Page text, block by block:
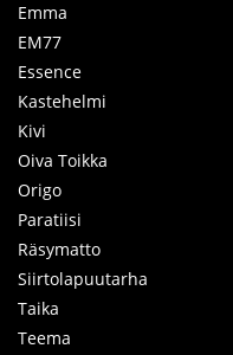
Emma
EM77
Essence
Kastehelmi
Kivi
Oiva Toikka
Origo
Paratiisi
Räsymatto
Siirtolapuutarha
Taika
Teema